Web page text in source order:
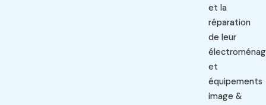
et la
réparation
de leur
et
équipements
image &